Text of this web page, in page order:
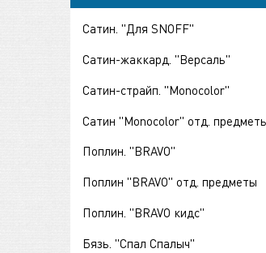
Сатин. "Для SNOFF"
Сатин-жаккард. "Версаль"
Сатин-страйп. "Monocolor"
Сатин "Monocolor" отд.
Поплин. "BRAVO"
Поплин "BRAVO" отд. предметы
Поплин. "BRAVO кидс"
Бязь. "Спал Спалыч"